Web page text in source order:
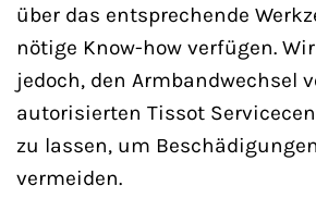
über das entsprechende
nötige Know-how verfügen.
jedoch, den Armbandwechsel
autorisierten Tissot
zu lassen, um
vermeiden.